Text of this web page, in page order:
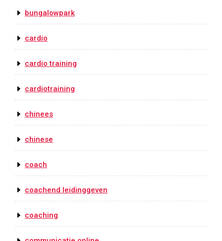
bungalowpark
cardio
cardio training
cardiotraining
chinees
chinese
coach
coachend leidinggeven
coaching